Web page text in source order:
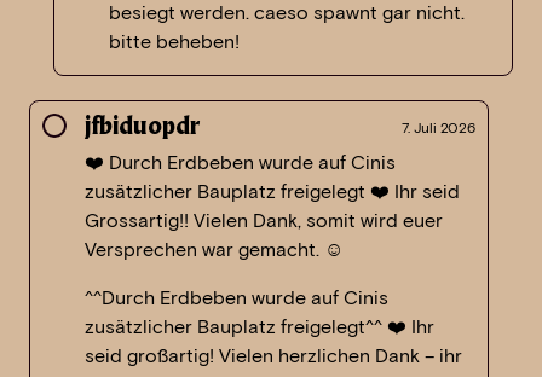
besiegt werden. caeso spawnt gar nicht.
bitte beheben!
jfbiduopdr 7. Juli 2026
❤️ Durch Erdbeben wurde auf Cinis
zusätzlicher Bauplatz freigelegt ❤️ Ihr seid
Grossartig!! Vielen Dank, somit wird euer
Versprechen war gemacht. ☺️
^^Durch Erdbeben wurde auf Cinis
zusätzlicher Bauplatz freigelegt^^ ❤️ Ihr
seid großartig! Vielen herzlichen Dank – ihr